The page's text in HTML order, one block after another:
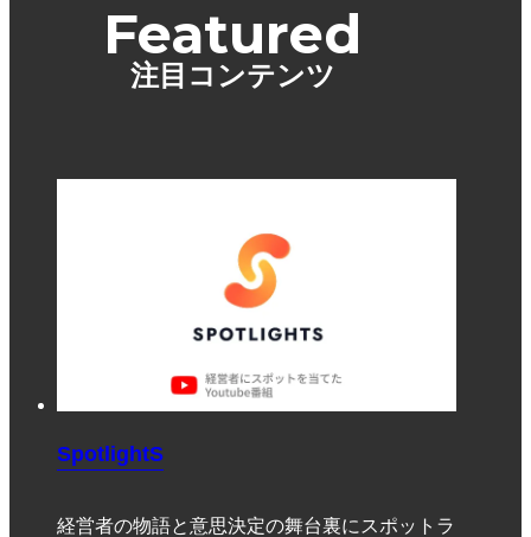
Featured
注目コンテンツ
SpotlightS
経営者の物語と意思決定の舞台裏にスポットラ